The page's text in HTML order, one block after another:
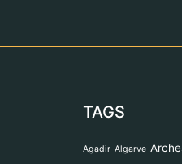
TAGS
Agadir Algarve